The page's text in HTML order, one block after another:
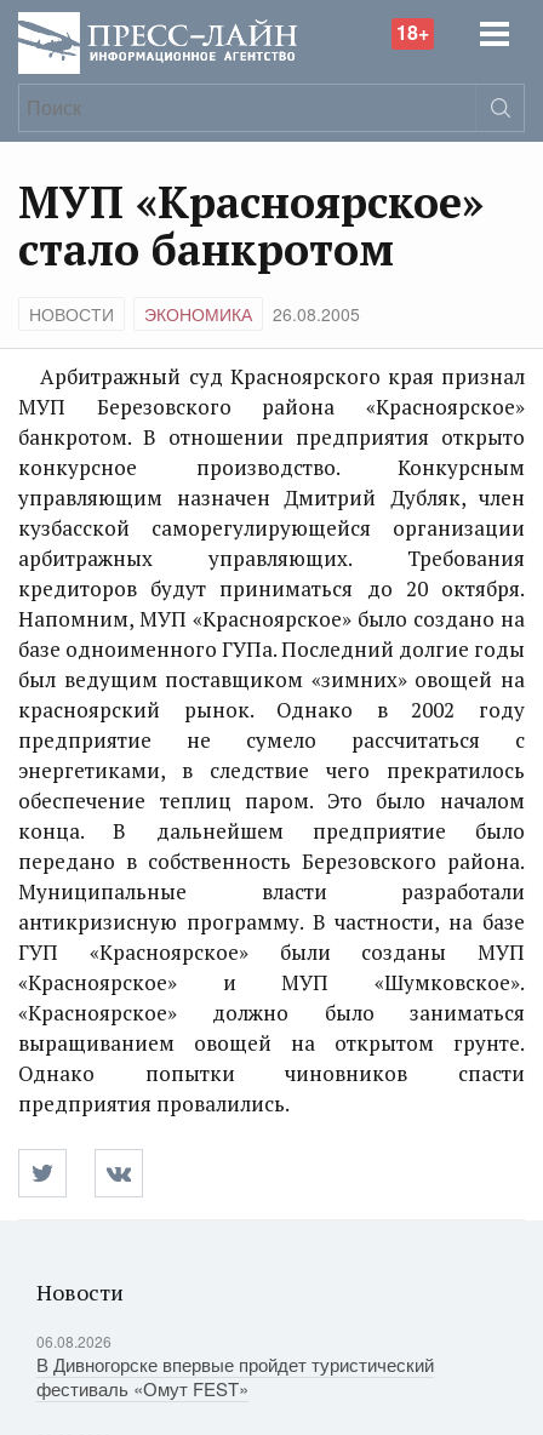
18+
МУП «Красноярское»
стало банкротом
НОВОСТИ ЭКОНОМИКА 26.08.2005
Арбитражный суд Красноярского края признал
МУП Березовского района «Красноярское»
банкротом. В отношении предприятия открыто
конкурсное производство. Конкурсным
управляющим назначен Дмитрий Дубляк, член
кузбасской саморегулирующейся организации
арбитражных управляющих. Требования
кредиторов будут приниматься до 20 октября.
Напомним, МУП «Красноярское» было создано на
базе одноименного ГУПа. Последний долгие годы
был ведущим поставщиком «зимних» овощей на
красноярский рынок. Однако в 2002 году
предприятие не сумело рассчитаться с
энергетиками, в следствие чего прекратилось
обеспечение теплиц паром. Это было началом
конца. В дальнейшем предприятие было
передано в собственность Березовского района.
Муниципальные власти разработали
антикризисную программу. В частности, на базе
ГУП «Красноярское» были созданы МУП
«Красноярское» и МУП «Шумковское».
«Красноярское» должно было заниматься
выращиванием овощей на открытом грунте.
Однако попытки чиновников спасти
предприятия провалились.
Новости
06.08.2026
В Дивногорске впервые пройдет туристический
фестиваль «Омут FEST»